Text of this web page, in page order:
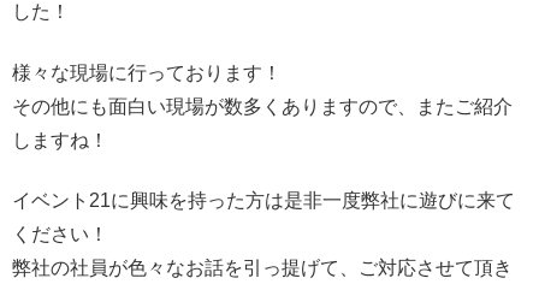
した！
様々な現場に行っております！
その他にも面白い現場が数多くありますので、またご紹介
しますね！
イベント21に興味を持った方は是非一度弊社に遊びに来て
ください！
弊社の社員が色々なお話を引っ提げて、ご対応させて頂き